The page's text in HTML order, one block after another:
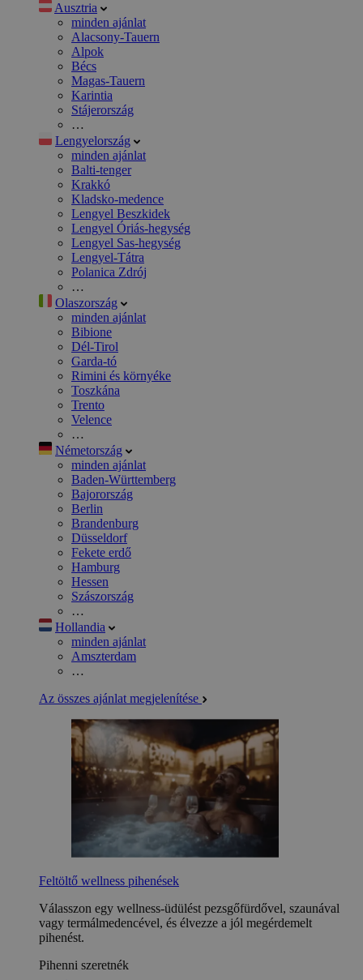
Ausztria
minden ajánlat
Alacsony-Tauern
Alpok
Bécs
Magas-Tauern
Karintia
Stájerország
…
Lengyelország
minden ajánlat
Balti-tenger
Krakkó
Kladsko-medence
Lengyel Beszkidek
Lengyel Óriás-hegység
Lengyel Sas-hegység
Lengyel-Tátra
Polanica Zdrój
…
Olaszország
minden ajánlat
Bibione
Dél-Tirol
Garda-tó
Rimini és környéke
Toszkána
Trento
Velence
…
Németország
minden ajánlat
Baden-Württemberg
Bajorország
Berlin
Brandenburg
Düsseldorf
Fekete erdő
Hamburg
Hessen
Szászország
…
Hollandia
minden ajánlat
Amszterdam
…
Az összes ajánlat megjelenítése
Feltöltő wellness pihenések
Válasszon egy wellness-üdülést pezsgőfürdővel, szaunával
vagy termálmedencével, és élvezze a jól megérdemelt
pihenést.
Pihenni szeretnék